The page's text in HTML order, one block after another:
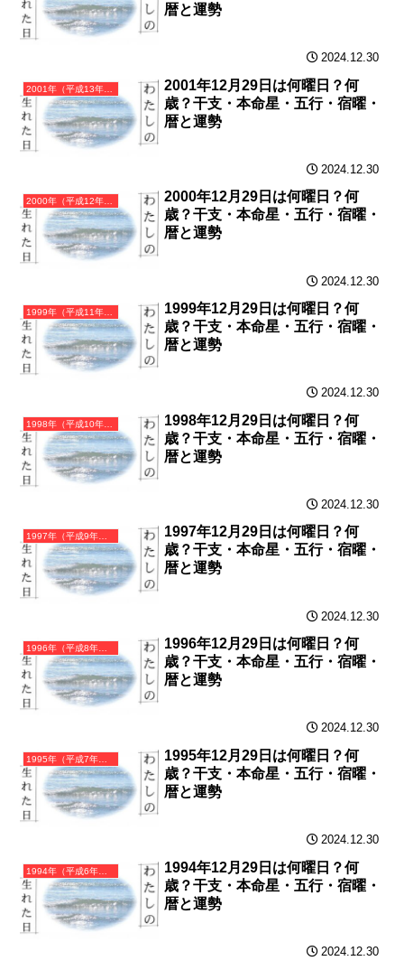
暦と運勢
2024.12.30
2001年（平成13年）辛巳（かのとみ）・巳年（へび年）カレンダー（月曜はじまり）
2001年12月29日は何曜日？何
歳？干支・本命星・五行・宿曜・
暦と運勢
2024.12.30
2000年（平成12年）庚辰（かのえたつ）・辰年（たつ年）カレンダー（月曜はじまり）
2000年12月29日は何曜日？何
歳？干支・本命星・五行・宿曜・
暦と運勢
2024.12.30
1999年（平成11年）己卯（つちのとう）・卯年（うさぎ年）カレンダー（月曜はじまり）
1999年12月29日は何曜日？何
歳？干支・本命星・五行・宿曜・
暦と運勢
2024.12.30
1998年（平成10年）戊寅（つちのえとら）・寅年（とら年）カレンダー（月曜はじまり）
1998年12月29日は何曜日？何
歳？干支・本命星・五行・宿曜・
暦と運勢
2024.12.30
1997年（平成9年）丁丑（ひのとうし）・丑年（うし年）カレンダー（月曜はじまり）
1997年12月29日は何曜日？何
歳？干支・本命星・五行・宿曜・
暦と運勢
2024.12.30
1996年（平成8年）丙子（ひのえね）・子年（ねずみ年）カレンダー（月曜はじまり）
1996年12月29日は何曜日？何
歳？干支・本命星・五行・宿曜・
暦と運勢
2024.12.30
1995年（平成7年）乙亥（きのとい）・亥年（いのしし年）カレンダー（月曜はじまり）
1995年12月29日は何曜日？何
歳？干支・本命星・五行・宿曜・
暦と運勢
2024.12.30
1994年（平成6年）甲戌（きのえいぬ）・戌年（いぬ年）カレンダー（月曜はじまり）
1994年12月29日は何曜日？何
歳？干支・本命星・五行・宿曜・
暦と運勢
2024.12.30